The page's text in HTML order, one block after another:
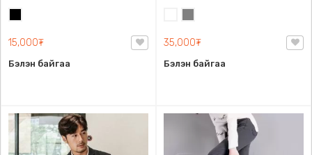
15,000₮
Бэлэн байгаа
35,000₮
Бэлэн байгаа